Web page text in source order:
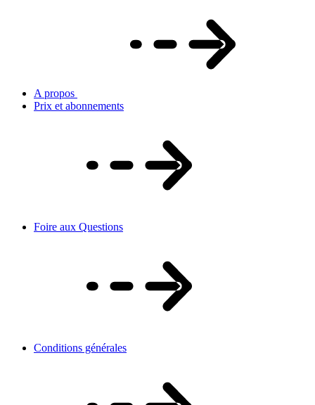
A propos
Prix et abonnements
Foire aux Questions
Conditions générales